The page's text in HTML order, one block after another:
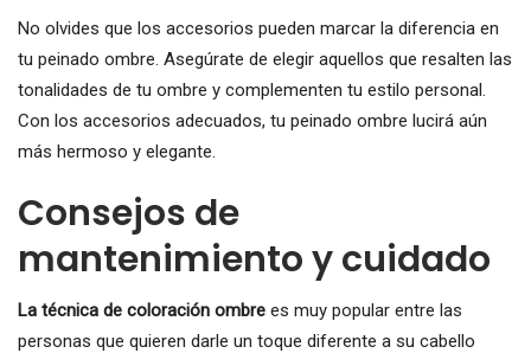
No olvides que los accesorios pueden marcar la diferencia en
tu peinado ombre. Asegúrate de elegir aquellos que resalten las
tonalidades de tu ombre y complementen tu estilo personal.
Con los accesorios adecuados, tu peinado ombre lucirá aún
más hermoso y elegante.
Consejos de
mantenimiento y cuidado
La técnica de coloración ombre es muy popular entre las
personas que quieren darle un toque diferente a su cabello